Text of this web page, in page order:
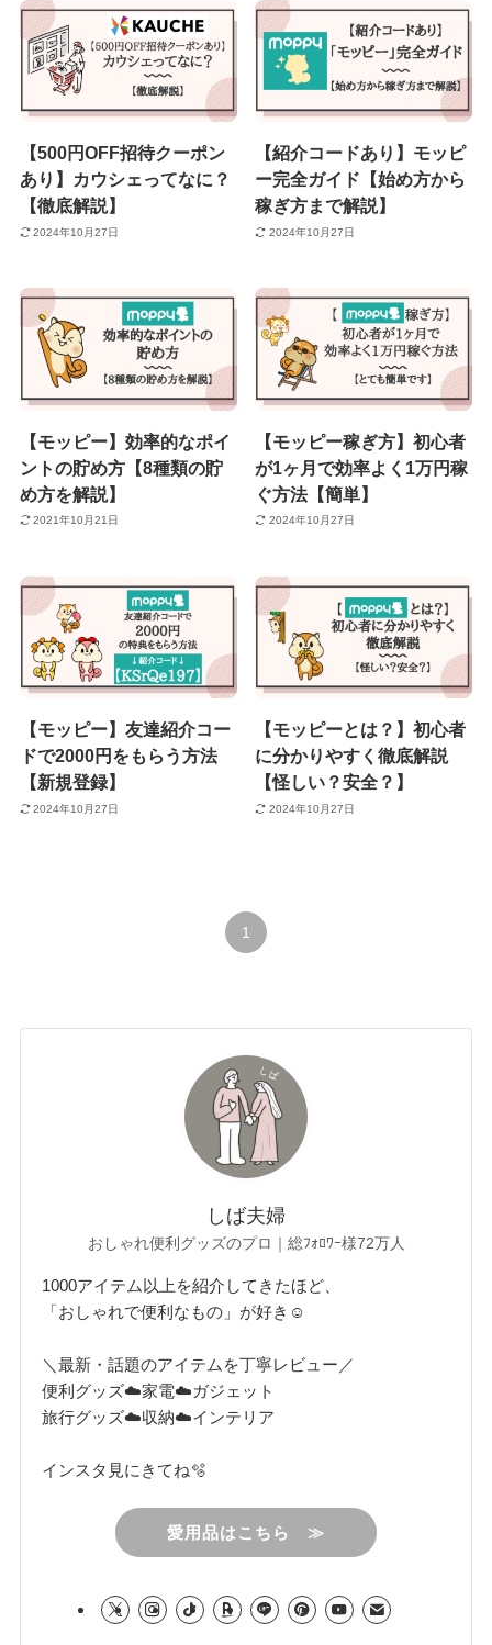
【500円OFF招待クーポン
あり】カウシェってなに？
【徹底解説】
2024年10月27日
【紹介コードあり】モッピ
ー完全ガイド【始め方から
稼ぎ方まで解説】
2024年10月27日
【モッピー】効率的なポイ
ントの貯め方【8種類の貯
め方を解説】
2021年10月21日
【モッピー稼ぎ方】初心者
が1ヶ月で効率よく1万円稼
ぐ方法【簡単】
2024年10月27日
【モッピー】友達紹介コー
ドで2000円をもらう方法
【新規登録】
2024年10月27日
【モッピーとは？】初心者
に分かりやすく徹底解説
【怪しい？安全？】
2024年10月27日
1
しば夫婦
おしゃれ便利グッズのプロ｜総ﾌｫﾛﾜｰ様72万人
1000アイテム以上を紹介してきたほど、
「おしゃれで便利なもの」が好き☺︎
＼最新・話題のアイテムを丁寧レビュー／
便利グッズ☁️家電☁️ガジェット
旅行グッズ☁️収納☁️インテリア
インスタ見にきてね🫧
愛用品はこちら ≫